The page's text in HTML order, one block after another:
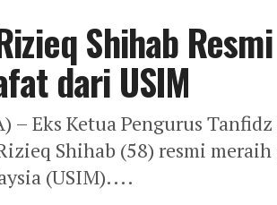
Shihab
dari USIM
– Eks Ketua Pengurus
Shihab (58) resmi
(USIM)....